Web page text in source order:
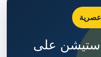
ستيشن على